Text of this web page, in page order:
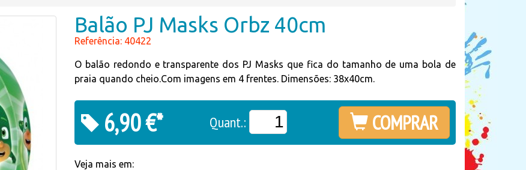
Balão PJ Masks Orbz 40cm
Referência: 40422
O balão redondo e transparente dos PJ Masks que fica do tamanho de uma bola de
praia quando cheio.Com imagens em 4 frentes. Dimensões: 38x40cm.
6,90 €* Quant.: COMPRAR
Veja mais em: